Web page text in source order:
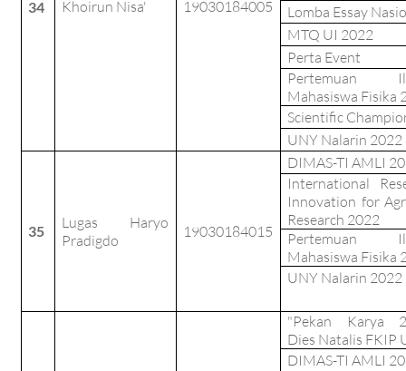
34 Khoirun Nisa' 19030184005
Lomba Essay
MTQ UI 2022
Perta Event
Pertemuan
Mahasiswa Fisika
Scientific
UNY Nalarin 2022
35
Lugas Haryo
Pradigdo
19030184015
DIMAS-TI AMLI
International
Innovation for
Research 2022
Pertemuan
Mahasiswa Fisika
UNY Nalarin 2022
"Pekan Karya
Dies Natalis FKIP
DIMAS-TI AMLI